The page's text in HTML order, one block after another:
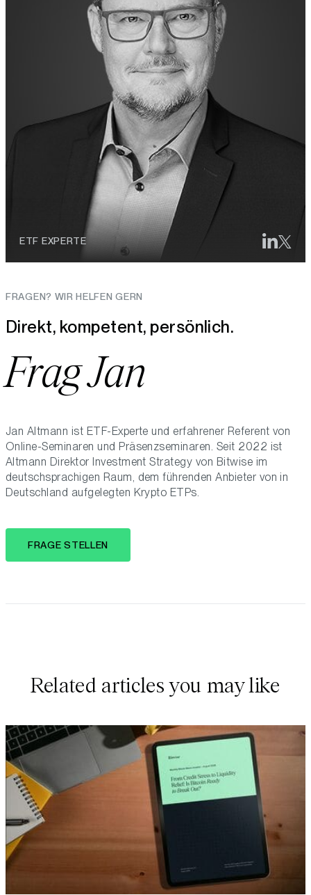
ETF EXPERTE
FRAGEN? WIR HELFEN GERN
Direkt, kompetent, persönlich.
Frag Jan
Jan Altmann ist ETF-Experte und erfahrener Referent von
Online-Seminaren und Präsenzseminaren. Seit 2022 ist
Altmann Direktor Investment Strategy von Bitwise im
deutschsprachigen Raum, dem führenden Anbieter von in
Deutschland aufgelegten Krypto ETPs.
FRAGE STELLEN
Related articles you may like